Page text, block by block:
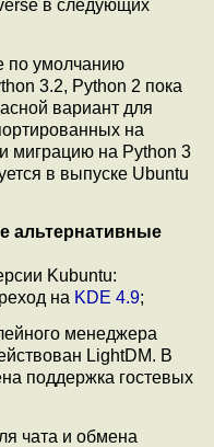
в следующих
по умолчанию
3.2, Python 2 пока
вариант для
на
миграцию на Python 3
в выпуске Ubuntu
альтернативные
Kubuntu:
на KDE 4.9;
менеджера
LightDM. В
поддержка гостевых
чата и обмена